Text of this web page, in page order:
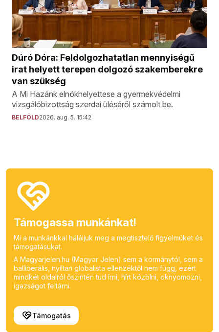
Dúró Dóra: Feldolgozhatatlan mennyiségű
irat helyett terepen dolgozó szakemberekre
van szükség
A Mi Hazánk elnökhelyettese a gyermekvédelmi
vizsgálóbizottság szerdai üléséről számolt be.
BELFÖLD2026. aug. 5. 15:42
Támogassa munkánkat!
Mi a munkánkkal háláljuk meg a megtisztelő figyelmüket és
támogatásukat.
A Magyarjelen.hu (Magyar Jelen) sem a kormánytól, sem a
balliberális, nyíltan globalista ellenzéktől nem függ, ezért
mindkét oldalról őszintén tud írni, hírt közölni, oknyomozni,
igazságot feltárni.
Támogatás